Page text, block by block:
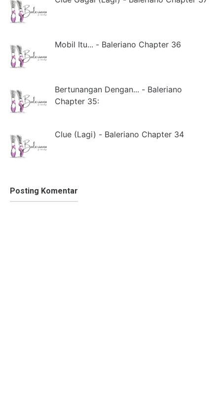
Mobil Itu... - Baleriano Chapter 36
Bertunangan Dengan... - Baleriano
Chapter 35:
Clue (Lagi) - Baleriano Chapter 34
Posting Komentar